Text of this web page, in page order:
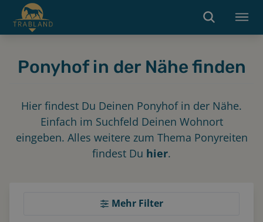
Ponyhof in der Nähe finden
Hier findest Du Deinen Ponyhof in der Nähe.
Einfach im Suchfeld Deinen Wohnort
eingeben. Alles weitere zum Thema Ponyreiten
findest Du hier.
Mehr Filter